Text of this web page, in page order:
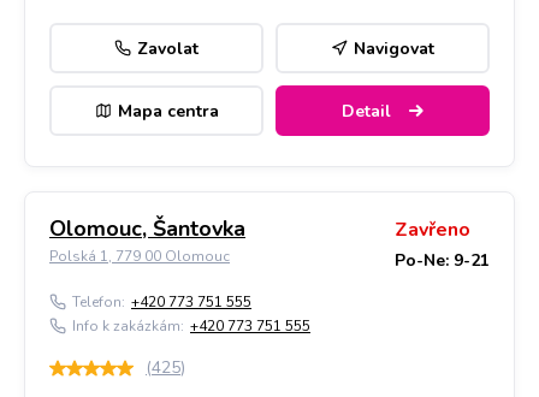
Zavolat Navigovat
Mapa centra Detail
Olomouc, Šantovka
Polská 1, 779 00 Olomouc
Zavřeno
Po-Ne: 9-21
Telefon: +420 773 751 555
Info k zakázkám: +420 773 751 555
(425)